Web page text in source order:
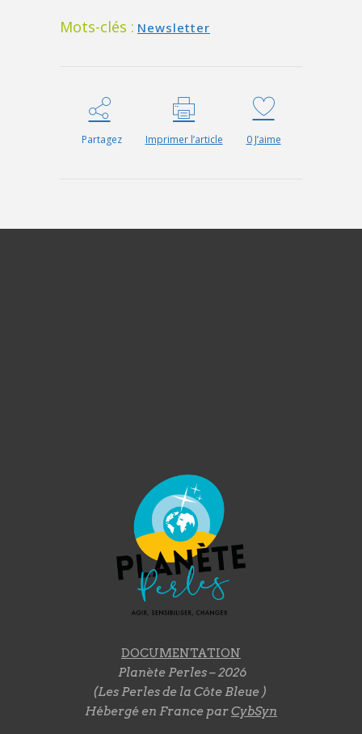
Mots-clés : Newsletter
Partagez Imprimer l’article 0J’aime
DOCUMENTATION
Planète Perles – 2026
(Les Perles de la Côte Bleue )
Hébergé en France parCybSyn